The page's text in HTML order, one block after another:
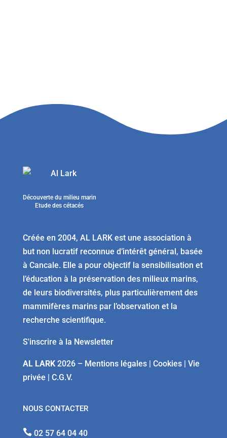
Découverte du milieu marin
Etude des cétacés
Créée en 2004, AL LARK est une association à
but non lucratif reconnue d’intérêt général, basée
à Cancale. Elle a pour objectif la sensibilisation et
l’éducation à la préservation des milieux marins,
de leurs biodiversités, plus particulièrement des
mammifères marins par l’observation et la
recherche scientifique.
S'inscrire à la Newsletter
AL LARK2026 – Mentions légales| Cookies| Vie
privée | C.G.V.
NOUS CONTACTER
 02 57 64 04 40